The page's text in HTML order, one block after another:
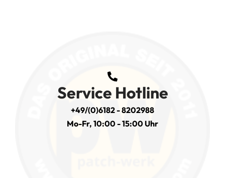
Service Hotline
+49/(0)6182 - 8202988
Mo-Fr, 10:00 - 15:00 Uhr